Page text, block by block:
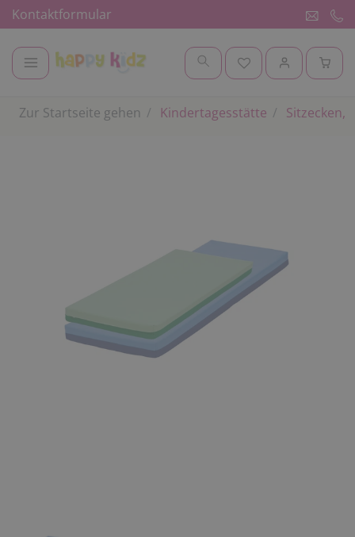
Kontaktformular
Zur Startseite gehen Kindertagesstätte Sitzecken,